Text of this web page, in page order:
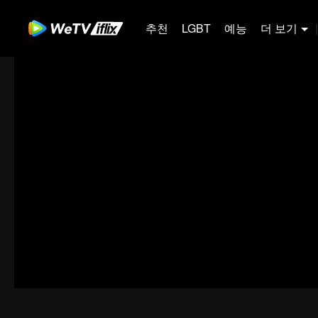
추천 LGBT 예능 더 보기 |